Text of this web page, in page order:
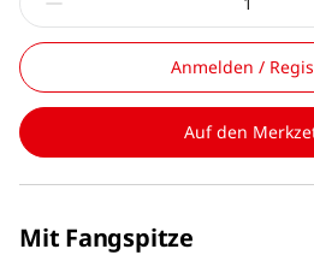
Anmelden /
Auf den
Mit Fangspitze